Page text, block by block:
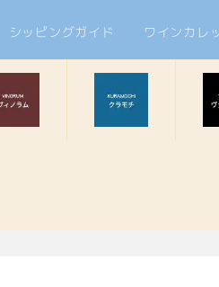
シッピングガイド ワインカレ